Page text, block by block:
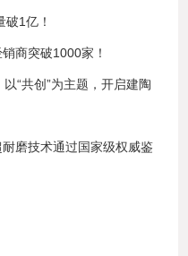
1亿！
商突破1000家！
“共创”为主题，开启建陶
磨技术通过国家级权威鉴